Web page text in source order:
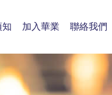
知 加入華業 聯絡我們